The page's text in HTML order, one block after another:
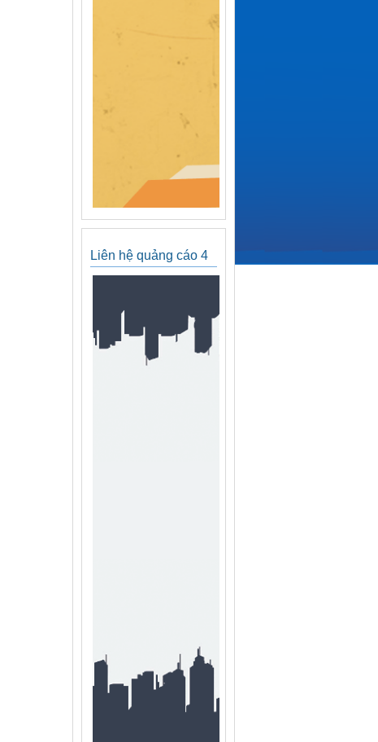
Liên hệ quảng cáo 4